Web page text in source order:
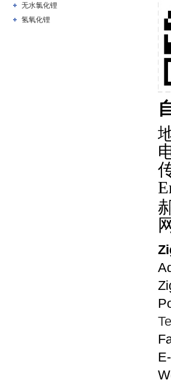
无水氯化锂
氢氧化锂